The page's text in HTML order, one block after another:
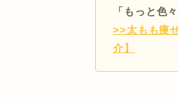
「もっと色
>>太もも痩
介】